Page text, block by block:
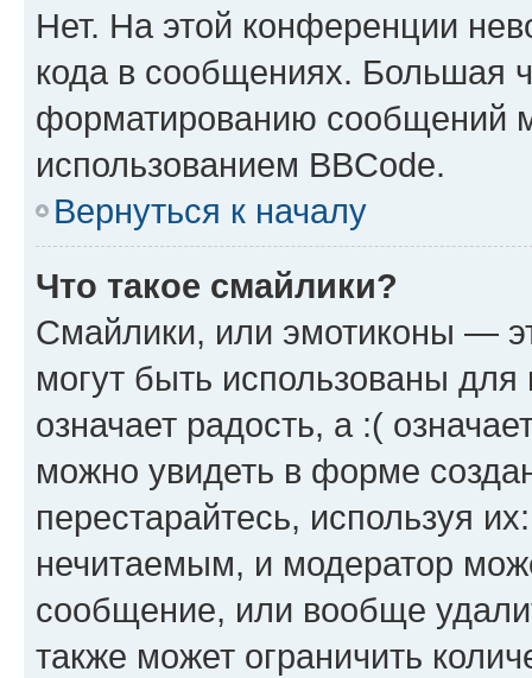
Нет. На этой конференции
кода в сообщениях. Большая
форматированию сообщений
использованием BBCode.
Вернуться к началу
Что такое смайлики?
Смайлики, или эмотиконы —
могут быть использованы
означает радость, а :(
можно увидеть в форме
перестарайтесь, используя
нечитаемым, и модератор
сообщение, или вообще
также может ограничить